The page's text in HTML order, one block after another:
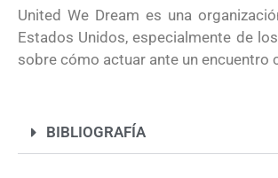
United We Dream es una
Estados Unidos, especialmente de
sobre cómo actuar ante un encuentro
BIBLIOGRAFÍA